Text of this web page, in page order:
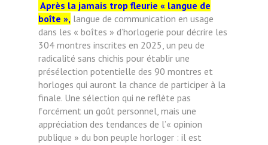
Après la jamais trop fleurie « langue de
boîte », langue de communication en usage
dans les « boîtes » d’horlogerie pour décrire les
304 montres inscrites en 2025, un peu de
radicalité sans chichis pour établir une
présélection potentielle des 90 montres et
horloges qui auront la chance de participer à la
finale. Une sélection qui ne reflète pas
forcément un goût personnel, mais une
appréciation des tendances de l’« opinion
publique » du bon peuple horloger : il est